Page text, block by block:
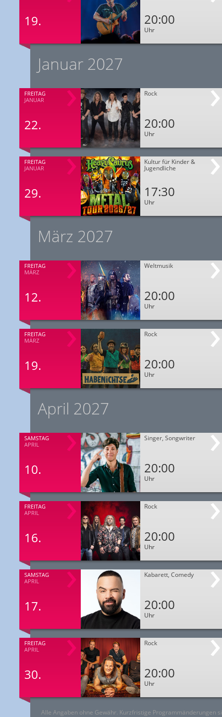
19. 20:00
Uhr
Januar 2027
FREITAG
JANUAR
22.
Rock
20:00
Uhr
FREITAG
JANUAR
29.
Kultur für Kinder &
Jugendliche
17:30
Uhr
März 2027
FREITAG
MÄRZ
12.
Weltmusik
20:00
Uhr
FREITAG
MÄRZ
19.
Rock
20:00
Uhr
April 2027
SAMSTAG
APRIL
10.
Singer, Songwriter
20:00
Uhr
FREITAG
APRIL
16.
Rock
20:00
Uhr
SAMSTAG
APRIL
17.
Kabarett, Comedy
20:00
Uhr
FREITAG
APRIL
30.
Rock
20:00
Uhr
Alle Angaben ohne Gewähr. Kurzfristige Programmänderungen